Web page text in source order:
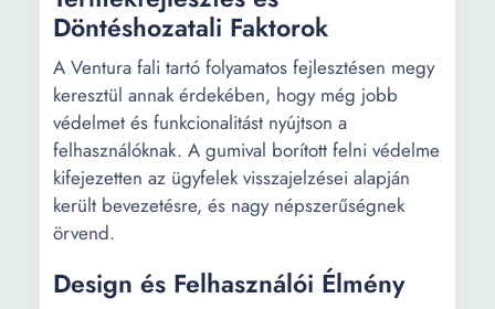
Döntéshozatali Faktorok
A Ventura fali tartó folyamatos fejlesztésen megy
keresztül annak érdekében, hogy még jobb
védelmet és funkcionalitást nyújtson a
felhasználóknak. A gumival borított felni védelme
kifejezetten az ügyfelek visszajelzései alapján
került bevezetésre, és nagy népszerűségnek
örvend.
Design és Felhasználói Élmény